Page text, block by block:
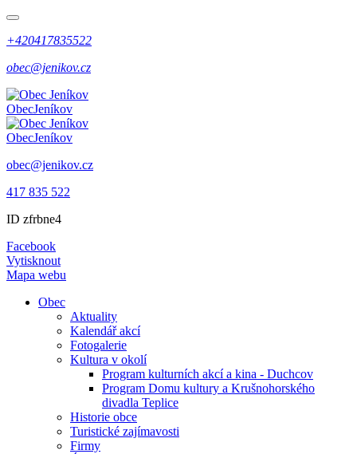
+420417835522
obec@jenikov.cz
ObecJeníkov
ObecJeníkov
obec@jenikov.cz
417 835 522
ID zfrbne4
Facebook
Vytisknout
Mapa webu
Obec
Aktuality
Kalendář akcí
Fotogalerie
Kultura v okolí
Program kulturních akcí a kina - Duchcov
Program Domu kultury a Krušnohorského
divadla Teplice
Historie obce
Turistické zajímavosti
Firmy